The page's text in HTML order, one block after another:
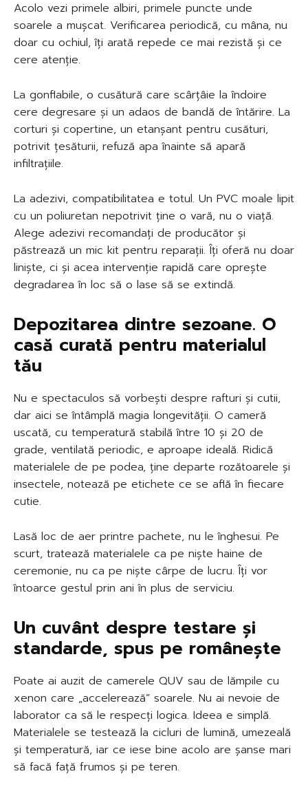
Acolo vezi primele albiri, primele puncte unde
soarele a mușcat. Verificarea periodică, cu mâna, nu
doar cu ochiul, îți arată repede ce mai rezistă și ce
cere atenție.
La gonflabile, o cusătură care scârțâie la îndoire
cere degresare și un adaos de bandă de întărire. La
corturi și copertine, un etanșant pentru cusături,
potrivit țesăturii, refuză apa înainte să apară
infiltrațiile.
La adezivi, compatibilitatea e totul. Un PVC moale lipit
cu un poliuretan nepotrivit ține o vară, nu o viață.
Alege adezivi recomandați de producător și
păstrează un mic kit pentru reparații. Îți oferă nu doar
liniște, ci și acea intervenție rapidă care oprește
degradarea în loc să o lase să se extindă.
Depozitarea dintre sezoane. O
casă curată pentru materialul
tău
Nu e spectaculos să vorbești despre rafturi și cutii,
dar aici se întâmplă magia longevității. O cameră
uscată, cu temperatură stabilă între 10 și 20 de
grade, ventilată periodic, e aproape ideală. Ridică
materialele de pe podea, ține departe rozătoarele și
insectele, notează pe etichete ce se află în fiecare
cutie.
Lasă loc de aer printre pachete, nu le înghesui. Pe
scurt, tratează materialele ca pe niște haine de
ceremonie, nu ca pe niște cârpe de lucru. Îți vor
întoarce gestul prin ani în plus de serviciu.
Un cuvânt despre testare și
standarde, spus pe românește
Poate ai auzit de camerele QUV sau de lămpile cu
xenon care „accelerează” soarele. Nu ai nevoie de
laborator ca să le respecți logica. Ideea e simplă.
Materialele se testează la cicluri de lumină, umezeală
și temperatură, iar ce iese bine acolo are șanse mari
să facă față frumos și pe teren.